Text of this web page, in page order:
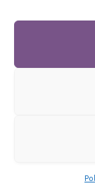
FUNDACIÓ